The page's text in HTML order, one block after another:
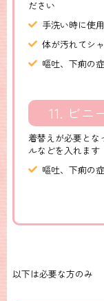
ださい
手洗い時に使
体が汚れてシ
嘔吐、下痢の
11. ビニ
着替えが必要とな
ルなどを入れます
嘔吐、下痢の
以下は必要な方のみ